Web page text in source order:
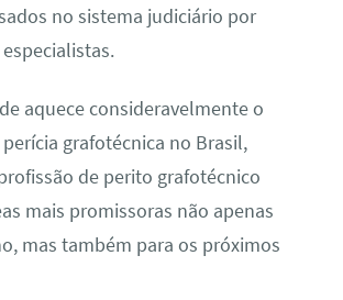
no sistema judiciário por
aquece consideravelmente o
grafotécnica no Brasil,
de perito grafotécnico
mais promissoras não apenas
mas também para os próximos